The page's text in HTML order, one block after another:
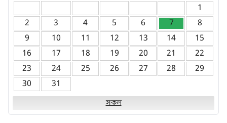
1
2
3 4 5 6 7
8
9
10 11 12 13 14
15
16
17 18 19 20 21
22
23
24 25 26 27 28
29
30
31
সকল